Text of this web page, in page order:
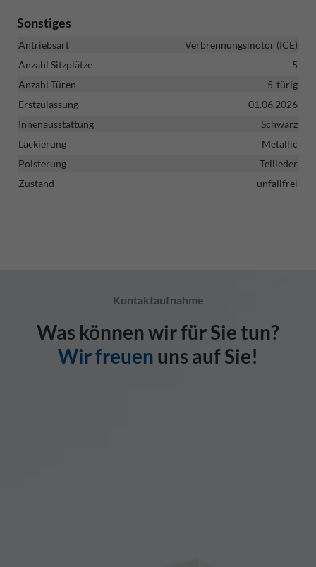
Sonstiges
Antriebsart
Verbrennungsmotor (ICE)
Anzahl Sitzplätze
5
Anzahl Türen
5-türig
Erstzulassung
01.06.2026
Innenausstattung
Schwarz
Lackierung
Metallic
Polsterung
Teilleder
Zustand
unfallfrei
Kontaktaufnahme
Was können wir für Sie tun?
Wir freuen uns auf Sie!